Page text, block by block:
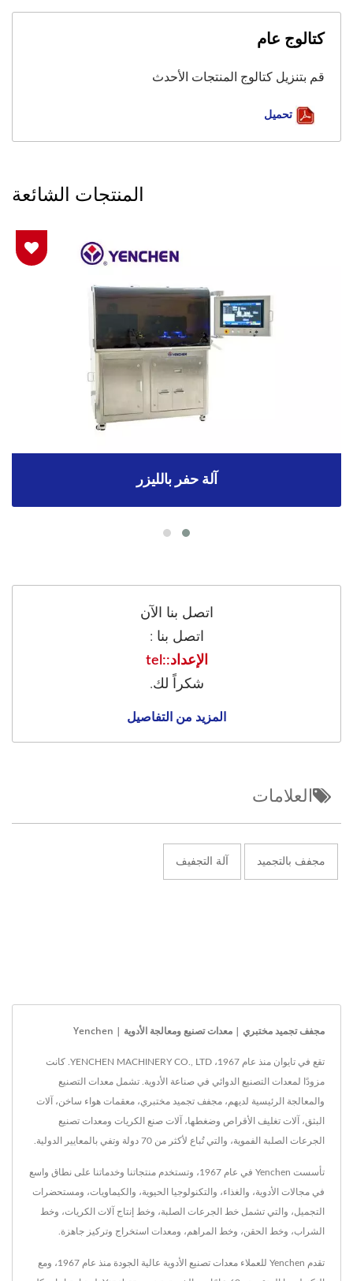
كتالوج عام
قم بتنزيل كتالوج المنتجات الأحدث
تحميل
المنتجات الشائعة
آلة حفر بالليزر
اتصل بنا الآن
اتصل بنا :
الإعداد::tel
شكراً لك.
المزيد من التفاصيل
العلامات
مجفف بالتجميد آلة التجفيف
مجفف تجميد مختبري | معدات تصنيع ومعالجة الأدوية | Yenchen
تقع في تايوان منذ عام 1967، YENCHEN MACHINERY CO., LTD. كانت
مزودًا لمعدات التصنيع الدوائي في صناعة الأدوية. تشمل معدات التصنيع
والمعالجة الرئيسية لديهم، مجفف تجميد مختبري، معقمات هواء ساخن، آلات
البثق، آلات تغليف الأقراص وضغطها، آلات صنع الكريات ومعدات تصنيع
الجرعات الصلبة الفموية، والتي تُباع لأكثر من 70 دولة وتفي بالمعايير الدولية.
تأسست Yenchen في عام 1967، وتستخدم منتجاتنا وخدماتنا على نطاق واسع
في مجالات الأدوية، والغذاء، والتكنولوجيا الحيوية، والكيماويات، ومستحضرات
التجميل، والتي تشمل خط الجرعات الصلبة، وخط إنتاج آلات الكريات، وخط
الشراب، وخط الحقن، وخط المراهم، ومعدات استخراج وتركيز جاهزة.
تقدم Yenchen للعملاء معدات تصنيع الأدوية عالية الجودة منذ عام 1967، ومع